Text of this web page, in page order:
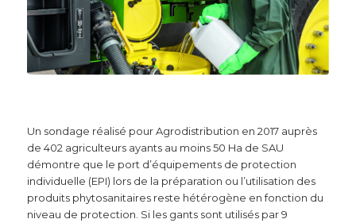
Un sondage réalisé pour Agrodistribution en 2017 auprès
de 402 agriculteurs ayants au moins 50 Ha de SAU
démontre que le port d’équipements de protection
individuelle (EPI) lors de la préparation ou l’utilisation des
produits phytosanitaires reste hétérogène en fonction du
niveau de protection. Si les gants sont utilisés par 9